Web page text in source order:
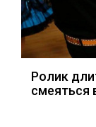
Ролик
смеяться